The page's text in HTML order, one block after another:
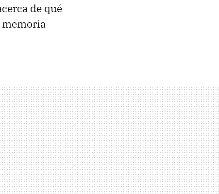
de qué
memoria